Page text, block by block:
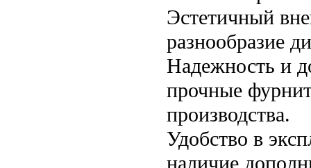
Эстетичный
разнообразие
Надежность и
прочные
производства.
Удобство в
наличие